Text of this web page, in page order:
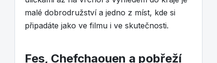
malé dobrodružství a jedno z míst, kde si
připadáte jako ve filmu i ve skutečnosti.
Fes, Chefchaouen a pobřeží